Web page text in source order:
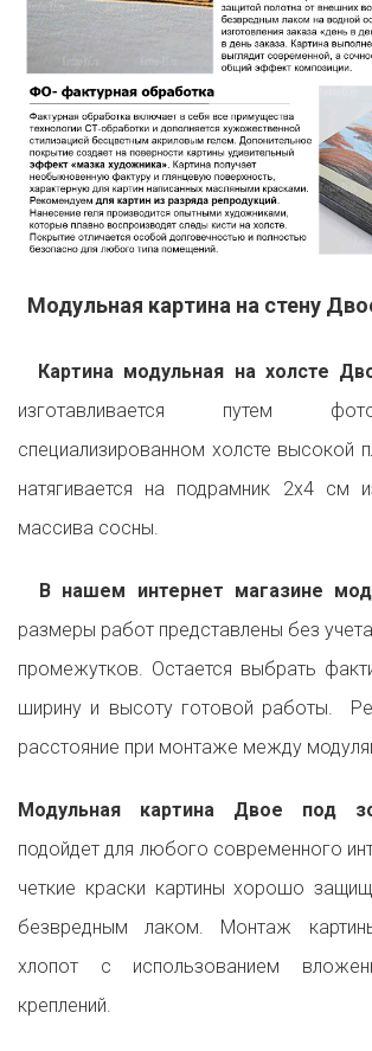
Модульная картина на стену
Картина модульная на холсте
изготавливается путем
специализированном холсте высокой
натягивается на подрамник 2х4 см
массива сосны.
В нашем интернет магазине
размеры работ представлены без
промежутков. Остается выбрать
ширину и высоту готовой работы.
расстояние при монтаже между
Модульная картина Двое под
подойдет для любого современного
четкие краски картины хорошо
безвредным лаком. Монтаж
хлопот с использованием
креплений.